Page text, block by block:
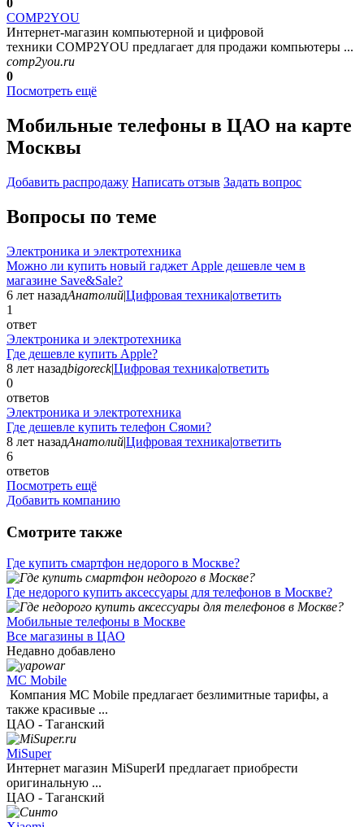
0
COMP2YOU
Интернет-магазин компьютерной и цифровой
техники COMP2YOU предлагает для продажи компьютеры ...
comp2you.ru
0
Посмотреть ещё
Мобильные телефоны в ЦАО на карте
Москвы
Добавить раcпродажу Написать отзыв Задать вопрос
Вопросы по теме
Электроника и электротехника
Можно ли купить новый гаджет Apple дешевле чем в
магазине Save&Sale?
6 лет назадАнатолий|Цифровая техника|ответить
1
ответ
Электроника и электротехника
Где дешевле купить Apple?
8 лет назадbigoreck|Цифровая техника|ответить
0
ответов
Электроника и электротехника
Где дешевле купить телефон Сяоми?
8 лет назадАнатолий|Цифровая техника|ответить
6
ответов
Посмотреть ещё
Добавить компанию
Смотрите также
Где купить смартфон недорого в Москве?
Где недорого купить аксессуары для телефонов в Москве?
Мобильные телефоны в Москве
Все магазины в ЦАО
Недавно добавлено
МС Mobile
Компания МС Mobile предлагает безлимитные тарифы, а
также красивые ...
ЦАО - Таганский
MiSuper
Интернет магазин MiSuperИ предлагает приобрести
оригинальную ...
ЦАО - Таганский